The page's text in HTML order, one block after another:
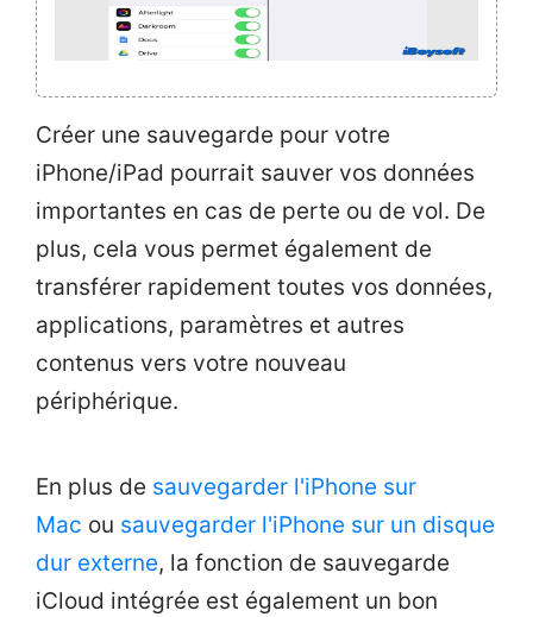
Créer une sauvegarde pour votre
iPhone/iPad pourrait sauver vos données
importantes en cas de perte ou de vol. De
plus, cela vous permet également de
transférer rapidement toutes vos données,
applications, paramètres et autres
contenus vers votre nouveau
périphérique.
En plus de sauvegarder l'iPhone sur
Mac ou sauvegarder l'iPhone sur un disque
dur externe, la fonction de sauvegarde
iCloud intégrée est également un bon